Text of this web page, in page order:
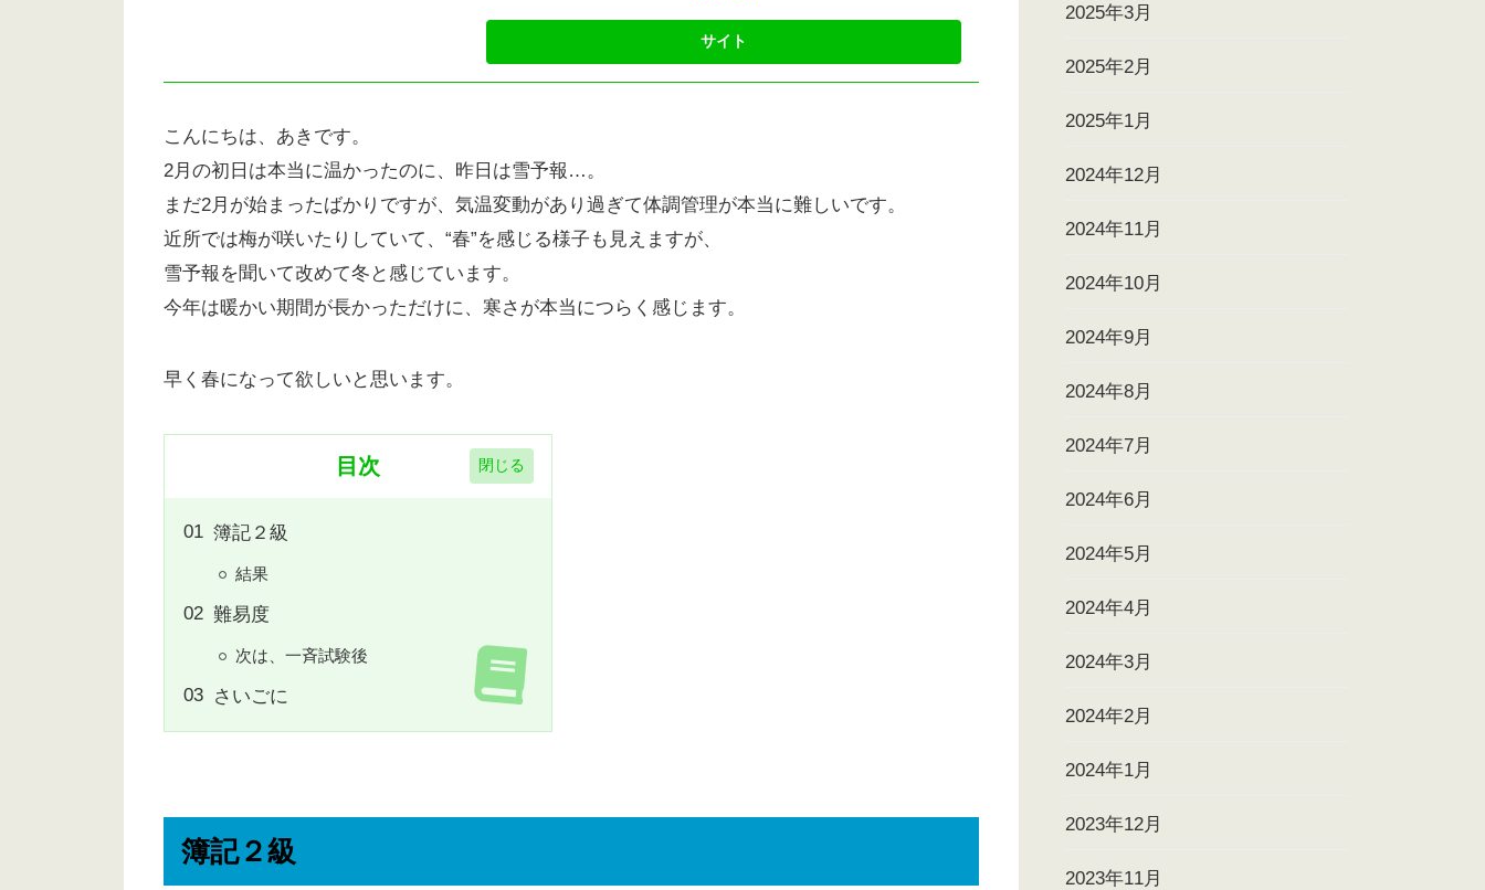
こんにちは、あきです。
2月の初日は本当に温かったのに、昨日は雪予報…。
まだ2月が始まったばかりですが、気温変動があり過ぎて体調管理が本当に難しいです。
近所では梅が咲いたりしていて、“春”を感じる様子も見えますが、
雪予報を聞いて改めて冬と感じています。
今年は暖かい期間が長かっただけに、寒さが本当につらく感じます。
早く春になって欲しいと思います。
目次
簿記２級
結果
難易度
次は、一斉試験後
さいごに
簿記２級
2025年3月
2025年2月
2025年1月
2024年12月
2024年11月
2024年10月
2024年9月
2024年8月
2024年7月
2024年6月
2024年5月
2024年4月
2024年3月
2024年2月
2024年1月
2023年12月
2023年11月